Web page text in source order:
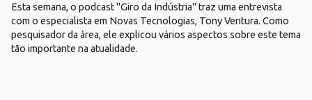
Esta semana, o podcast "Giro da Indústria" traz uma entrevista
com o especialista em Novas Tecnologias, Tony Ventura. Como
pesquisador da área, ele explicou vários aspectos sobre este tema
tão importante na atualidade.